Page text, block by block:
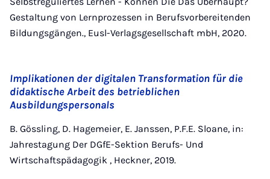
Gestaltung von Lernprozessen in Berufsvorbereitenden
Bildungsgängen., Eusl-Verlagsgesellschaft mbH, 2020.
Implikationen der digitalen Transformation für die
didaktische Arbeit des betrieblichen
Ausbildungspersonals
B. Gössling, D. Hagemeier, E. Janssen, P.F.E. Sloane, in:
Jahrestagung Der DGfE-Sektion Berufs- Und
Wirtschaftspädagogik , Heckner, 2019.